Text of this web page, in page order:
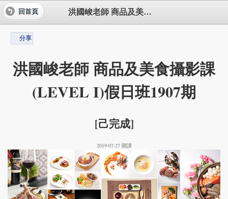
洪國峻老師 商品及美食攝影課(LEVEL I)假日班1907期
回首頁
分享
洪國峻老師 商品及美食攝影課
(LEVEL I)假日班1907期
[己完成]
2019-07-27 開課